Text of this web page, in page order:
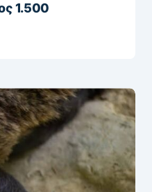
1.500